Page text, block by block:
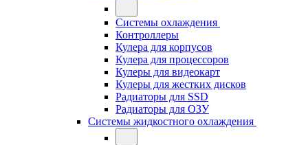
Системы охлаждения
Контроллеры
Кулера для корпусов
Кулера для процессоров
Кулеры для видеокарт
Кулеры для жестких дисков
Радиаторы для SSD
Радиаторы для ОЗУ
Системы жидкостного охлаждения